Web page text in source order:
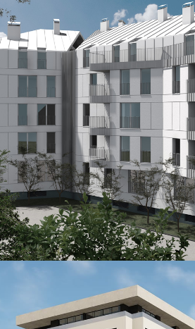
Na vrlo atraktivnoj lokaciji u
tramvajske pruge u
saobraćajnica, niče moderan
Dvor“.
Dvolamelni objekat spratnosti
prostrane i svijetle
balkone i lođe, garažna mjesta,
zelene površine, gradnju po
energetske efikasnosti,
materijala.
OPŠIRNIJE